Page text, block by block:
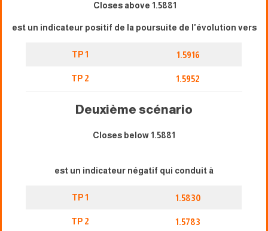
Closes above 1.5881
est un indicateur positif de la poursuite de l'évolution vers
TP 1 1.5916
TP 2 1.5952
Deuxième scénario
Closes below 1.5881
est un indicateur négatif qui conduit à
TP 1 1.5830
TP 2 1.5783